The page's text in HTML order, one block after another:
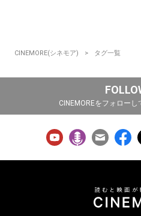
CINEMORE(シネモア) タグ一覧
CINEMOREをフォロー